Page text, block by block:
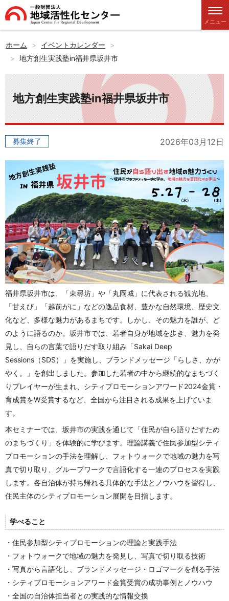
メニュー
ホーム
イベントカレンダー
地方創生実践塾in福井県坂井市
地方創生実践塾in福井県坂井市
募集終了 2026年03月12日
福井県坂井市は、「東尋坊」や「丸岡城」に代表される観光地、
「甘えび」「越前がに」などの逸品食材、豊かな自然環境、歴史文
化など、多様な魅力があるまちです。しかし、その魅力を誰が、ど
のように語るのか。坂井市では、若者自身が地域を歩き、魅力を発
見し、自らの言葉で語りだす取り組み「Sakai Deep
Sessions（SDS）」を実施し、ブランドメッセージ「らしさ、かが
やく。」を創出しました。参加した若者の中から継続的なまちづく
りプレイヤーが生まれ、シティプロモーションアワード2024金賞・
育成賞をW受賞するなど、全国から注目される成果を上げていま
す。
本セミナーでは、坂井市の実践を通じて「住民が自ら語りだすため
のまちづくり」を体験的に学びます。理論講義で住民参加型シティ
プロモーションの手法を理解し、フォトウォークで地域の魅力を写
真で切り取り、グループワークで言語化する一連のプロセスを実践
します。各自治体が持ち帰れる具体的な手法とノウハウを習得し、
住民主体のシティプロモーション展開を目指します。
学べること
・住民参加型シティプロモーションの理論と実践手法
・フォトウォークで地域の魅力を発見し、写真で切り取る技術
・写真から言語化し、ブランドメッセージ・ロゴマークを創る手法
・シティプロモーションアワード金賞受賞の成功事例とノウハウ
・全国の自治体担当者との実践的な情報交換